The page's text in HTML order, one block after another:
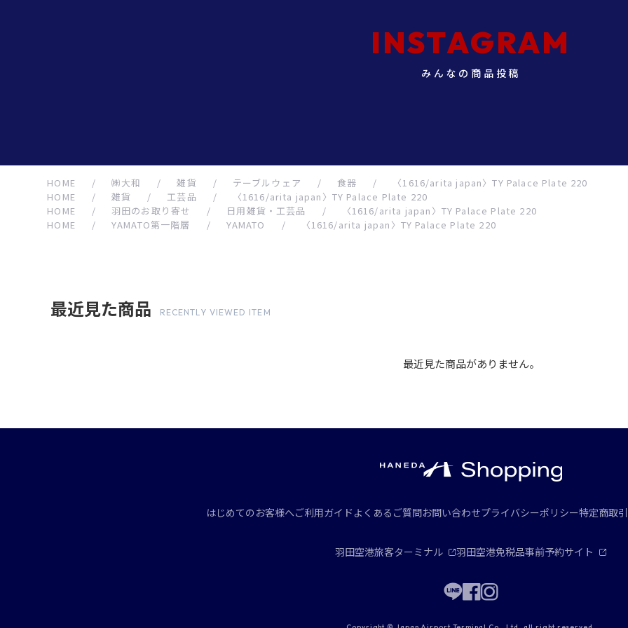
HOME / ㈱大和 / 雑貨 / テーブルウェア / 食器 /
〈1616/arita japan〉TY Palace Plate 220
HOME
/ 雑貨 / 工芸品 /
〈1616/arita japan〉TY Palace Plate 220
HOME
/ 羽田のお取り寄せ / 日用雑貨・工芸品 /
〈1616/arita japan〉TY Palace Plate 220
HOME
/ YAMATO第一階層 / YAMATO / 〈1616/arita japan〉TY Palace Plate 220
INSTAGRAM
みんなの商品投稿
最近見た商品 RECENTLY VIEWED ITEM
最近見た商品がありません。
はじめてのお客様へご利用ガイド よくあるご質問お問い合わせプライバシーポリシー特定商取
羽田空港旅客ターミナル 羽田空港免税品事前予約サイト